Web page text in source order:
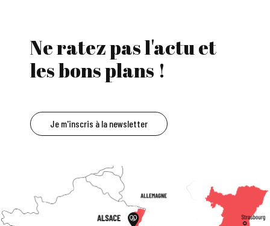
Ne ratez pas l'actu et
les bons plans !
Je m'inscris à la newsletter